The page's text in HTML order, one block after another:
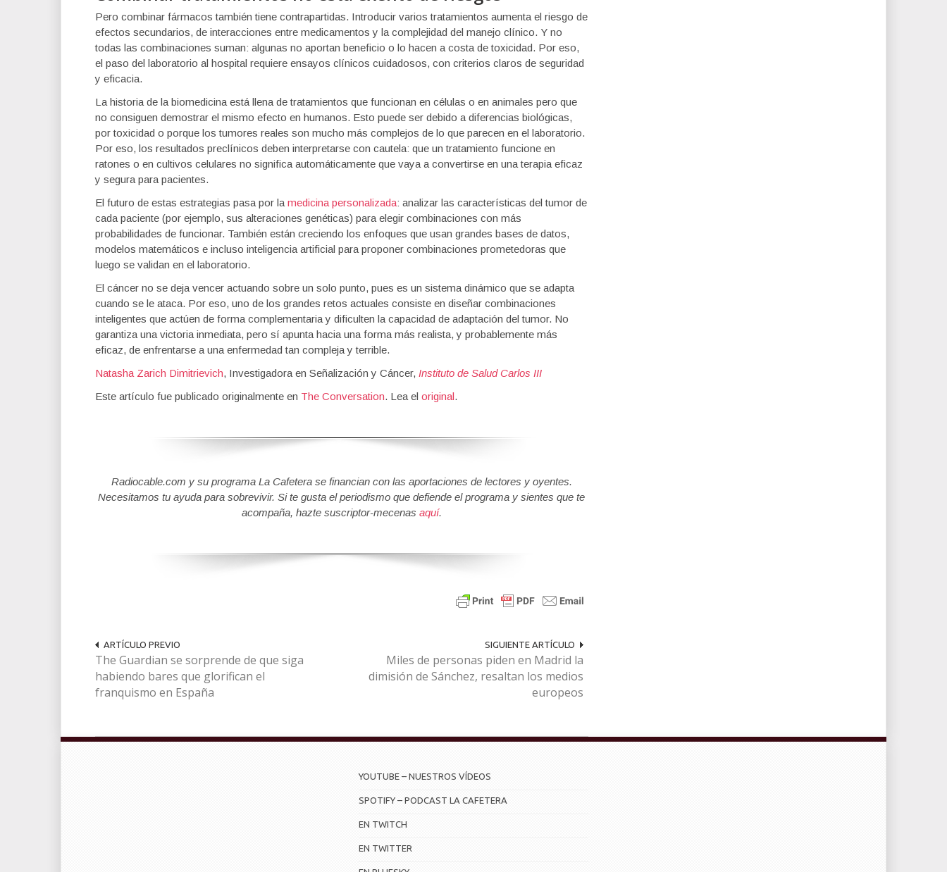
Pero combinar fármacos también tiene contrapartidas. Introducir varios tratamientos aumenta el riesgo de
efectos secundarios, de interacciones entre medicamentos y la complejidad del manejo clínico. Y no
todas las combinaciones suman: algunas no aportan beneficio o lo hacen a costa de toxicidad. Por eso,
el paso del laboratorio al hospital requiere ensayos clínicos cuidadosos, con criterios claros de seguridad
y eficacia.
La historia de la biomedicina está llena de tratamientos que funcionan en células o en animales pero que
no consiguen demostrar el mismo efecto en humanos. Esto puede ser debido a diferencias biológicas,
por toxicidad o porque los tumores reales son mucho más complejos de lo que parecen en el laboratorio.
Por eso, los resultados preclínicos deben interpretarse con cautela: que un tratamiento funcione en
ratones o en cultivos celulares no significa automáticamente que vaya a convertirse en una terapia eficaz
y segura para pacientes.
El futuro de estas estrategias pasa por la medicina personalizada: analizar las características del tumor de
cada paciente (por ejemplo, sus alteraciones genéticas) para elegir combinaciones con más
probabilidades de funcionar. También están creciendo los enfoques que usan grandes bases de datos,
modelos matemáticos e incluso inteligencia artificial para proponer combinaciones prometedoras que
luego se validan en el laboratorio.
El cáncer no se deja vencer actuando sobre un solo punto, pues es un sistema dinámico que se adapta
cuando se le ataca. Por eso, uno de los grandes retos actuales consiste en diseñar combinaciones
inteligentes que actúen de forma complementaria y dificulten la capacidad de adaptación del tumor. No
garantiza una victoria inmediata, pero sí apunta hacia una forma más realista, y probablemente más
eficaz, de enfrentarse a una enfermedad tan compleja y terrible.
Natasha Zarich Dimitrievich, Investigadora en Señalización y Cáncer, Instituto de Salud Carlos III
Este artículo fue publicado originalmente en The Conversation. Lea el original.
Radiocable.com y su programa La Cafetera se financian con las aportaciones de lectores y oyentes.
Necesitamos tu ayuda para sobrevivir. Si te gusta el periodismo que defiende el programa y sientes que te
acompaña, hazte suscriptor-mecenas aquí.
ARTÍCULO PREVIO
The Guardian se sorprende de que siga
habiendo bares que glorifican el
franquismo en España
SIGUIENTE ARTÍCULO
Miles de personas piden en Madrid la
dimisión de Sánchez, resaltan los medios
europeos
YOUTUBE – NUESTROS VÍDEOS
SPOTIFY – PODCAST LA CAFETERA
EN TWITCH
EN TWITTER